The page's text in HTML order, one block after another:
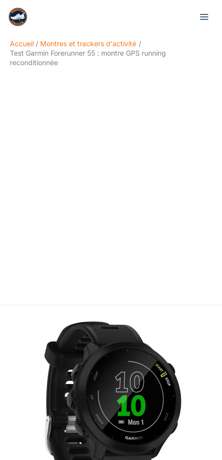
Accueil
Montres et trackers d'activité
Test Garmin Forerunner 55 : montre GPS running
reconditionnée
Rechercher